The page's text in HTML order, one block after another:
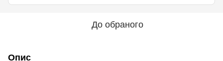
До обраного
Опис